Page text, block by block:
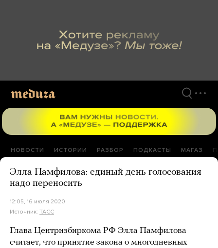
НОВОСТИ ИСТОРИИ РАЗБОР ПОДКАСТЫ МАГАЗ
Элла Памфилова: единый день голосования
надо переносить
12:05, 16 июля 2020
Источник: ТАСС
Глава Центризбиркома РФ Элла Памфилова
считает, что принятие закона о многодневных